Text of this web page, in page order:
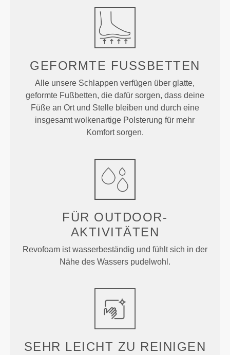
GEFORMTE FUSSBETTEN
Alle unsere Schlappen verfügen über glatte,
geformte Fußbetten, die dafür sorgen, dass deine
Füße an Ort und Stelle bleiben und durch eine
insgesamt wolkenartige Polsterung für mehr
Komfort sorgen.
FÜR OUTDOOR-
AKTIVITÄTEN
Revofoam ist wasserbeständig und fühlt sich in der
Nähe des Wassers pudelwohl.
SEHR LEICHT ZU REINIGEN